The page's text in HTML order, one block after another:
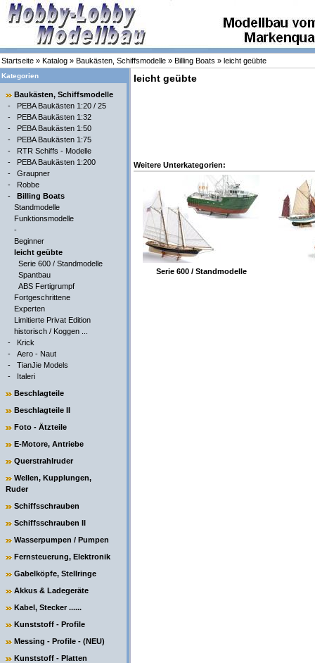
Startseite » Katalog » Baukästen, Schiffsmodelle » Billing Boats » leicht geübte
Kategorien
Baukästen, Schiffsmodelle
- PEBA Baukästen 1:20 / 25
- PEBA Baukästen 1:32
- PEBA Baukästen 1:50
- PEBA Baukästen 1:75
- RTR Schiffs - Modelle
- PEBA Baukästen 1:200
- Graupner
- Robbe
- Billing Boats
Standmodelle
Funktionsmodelle
-
Beginner
leicht geübte
Serie 600 / Standmodelle
Spantbau
ABS Fertigrumpf
Fortgeschrittene
Experten
Limitierte Privat Edition
historisch / Koggen ...
- Krick
- Aero - Naut
- TianJie Models
- Italeri
Beschlagteile
Beschlagteile II
Foto - Ätzteile
E-Motore, Antriebe
Querstrahlruder
Wellen, Kupplungen,
Ruder
Schiffsschrauben
Schiffsschrauben II
Wasserpumpen / Pumpen
Fernsteuerung, Elektronik
Gabelköpfe, Stellringe
Akkus & Ladegeräte
Kabel, Stecker ......
Kunststoff - Profile
Messing - Profile - (NEU)
Kunststoff - Platten
leicht geübte
Weitere Unterkategorien:
Serie 600 / Standmodelle